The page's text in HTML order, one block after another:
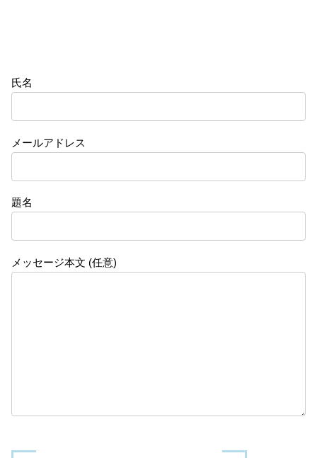
氏名
メールアドレス
題名
メッセージ本文 (任意)